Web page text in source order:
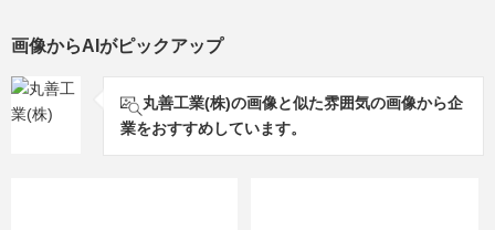
画像からAIがピックアップ
丸善工業(株)の画像と似た雰囲気の画像から企
業をおすすめしています。